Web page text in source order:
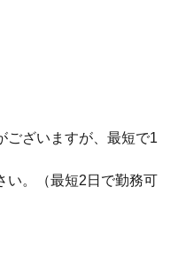
ざいますが、最短で1
い。（最短2日で勤務可